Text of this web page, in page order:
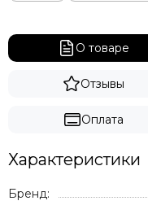
О товаре
Отзывы
Оплата
Характеристики
Бренд: